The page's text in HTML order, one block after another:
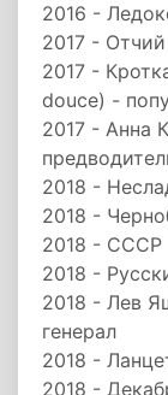
2016 -
2017 -
2017 -
douce) -
2017 - Анна
2018 -
2018 -
2018 - СССР
2018 -
2018 - Лев
генерал
2018 -
2018 -